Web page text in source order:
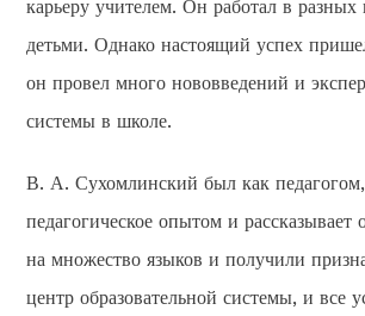
карьеру учителем. Он работал в
детьми. Однако настоящий успех
он провел много нововведений и
системы в школе.
В. А. Сухомлинский был как
педагогическое опытом и
на множество языков и получили
центр образовательной системы, и